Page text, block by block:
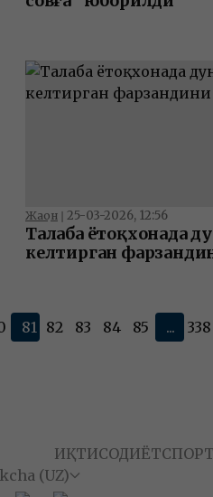
Жаҳон ❘ 25-03-2026, 12:56
Талаба ётоқхонада
келтирган
81 82 83 84 85 ... 338
ИҚТИСОДИЁТСПОРТ
(UZ)